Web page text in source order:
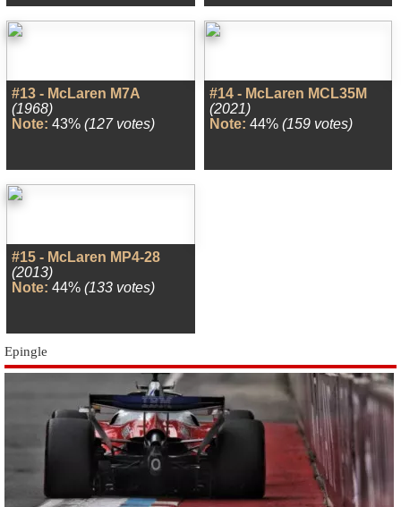
#13 - McLaren M7A
(1968)
Note: 43% (127 votes)
#14 - McLaren MCL35M
(2021)
Note: 44% (159 votes)
#15 - McLaren MP4-28
(2013)
Note: 44% (133 votes)
Epingle